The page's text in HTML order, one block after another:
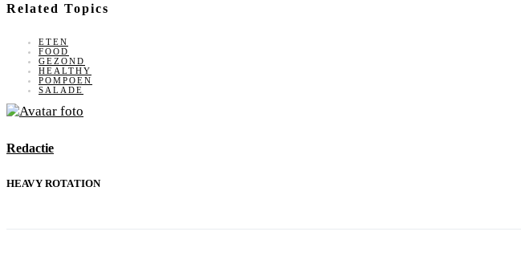
Related Topics
ETEN
FOOD
GEZOND
HEALTHY
POMPOEN
SALADE
Redactie
HEAVY ROTATION